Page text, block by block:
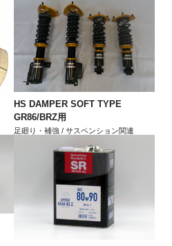
HS DAMPER SOFT TYPE
GR86/BRZ用
足廻り・補強 / サスペンション関連